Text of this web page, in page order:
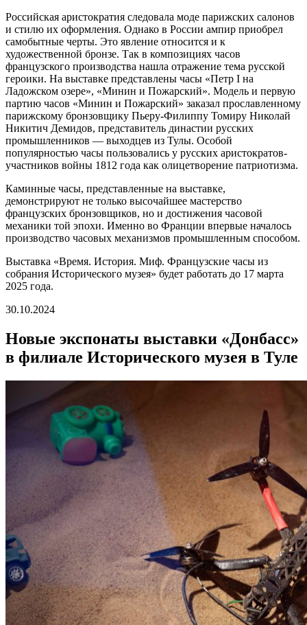
Российская аристократия следовала моде парижских салонов
и стилю их оформления. Однако в России ампир приобрел
самобытные черты. Это явление относится и к
художественной бронзе. Так в композициях часов
французского производства нашла отражение тема русской
героики. На выставке представлены часы «Петр I на
Ладожском озере», «Минин и Пожарский». Модель и первую
партию часов «Минин и Пожарский» заказал прославленному
парижскому бронзовщику Пьеру-Филиппу Томиру Николай
Никитич Демидов, представитель династии русских
промышленников — выходцев из Тулы. Особой
популярностью часы пользовались у русских аристократов-
участников войны 1812 года как олицетворение патриотизма.
Каминные часы, представленные на выставке,
демонстрируют не только высочайшее мастерство
французских бронзовщиков, но и достижения часовой
механики той эпохи. Именно во Франции впервые началось
производство часовых механизмов промышленным способом.
Выставка «Время. История. Миф. Французские часы из
собрания Исторического музея» будет работать до 17 марта
2025 года.
30.10.2024
Новые экспонаты выставки «Донбасс»
в филиале Исторического музея в Туле